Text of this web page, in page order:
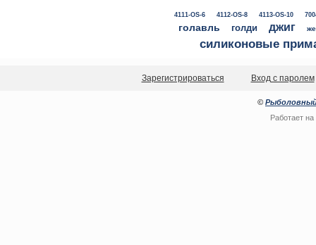
4111-OS-6 4112-OS-8 4113-OS-10
голавль голди джиг
силиконовые
Зарегистрироваться Вход с паролем
© Рыболовный
Работает